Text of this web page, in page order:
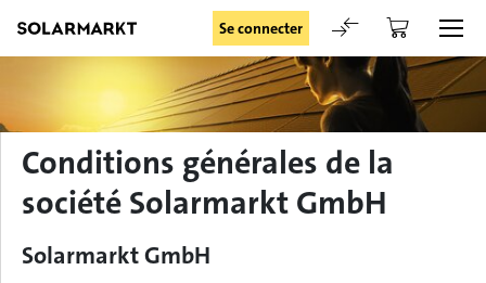
Se connecter
Rester connecté
Conditions générales de la
société Solarmarkt GmbH
Solarmarkt GmbH